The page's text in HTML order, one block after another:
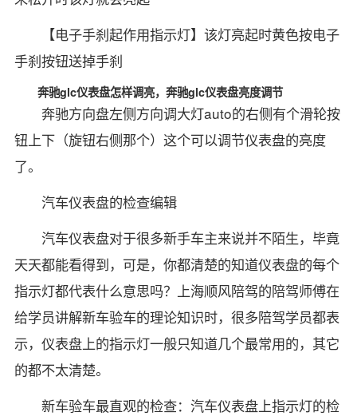
【电子手刹起作用指示灯】该灯亮起时黄色按电子
手刹按钮送掉手刹
奔驰glc仪表盘怎样调亮，奔驰glc仪表盘亮度调节
奔驰方向盘左侧方向调大灯auto的右侧有个滑轮按
钮上下（旋钮右侧那个）这个可以调节仪表盘的亮度
了。
汽车仪表盘的检查编辑
汽车仪表盘对于很多新手车主来说并不陌生，毕竟
天天都能看得到，可是，你都清楚的知道仪表盘的每个
指示灯都代表什么意思吗？上海顺风陪驾的陪驾师傅在
给学员讲解新车验车的理论知识时，很多陪驾学员都表
示，仪表盘上的指示灯一般只知道几个最常用的，其它
的都不太清楚。
新车验车最直观的检查：汽车仪表盘上指示灯的检